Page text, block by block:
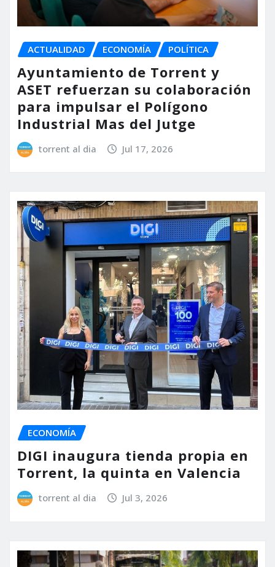
ACTUALIDAD ECONOMÍA POLÍTICA
Ayuntamiento de Torrent y
ASET refuerzan su colaboración
para impulsar el Polígono
Industrial Mas del Jutge
torrent al dia Jul 17, 2026
ECONOMÍA
DIGI inaugura tienda propia en
Torrent, la quinta en Valencia
torrent al dia Jul 3, 2026